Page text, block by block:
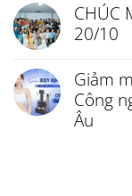
CHÚC
20/10
Giảm
Công
Âu